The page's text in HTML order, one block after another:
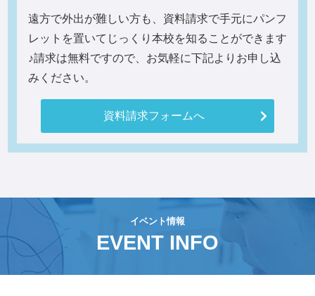
遠方で外出が難しい方も、資料請求で手元にパンフ
レットを置いてじっくり本校を知ることができます
♪請求は無料ですので、お気軽に下記よりお申し込
みください。
資料請求フォームへ
イベント情報
EVENT INFO